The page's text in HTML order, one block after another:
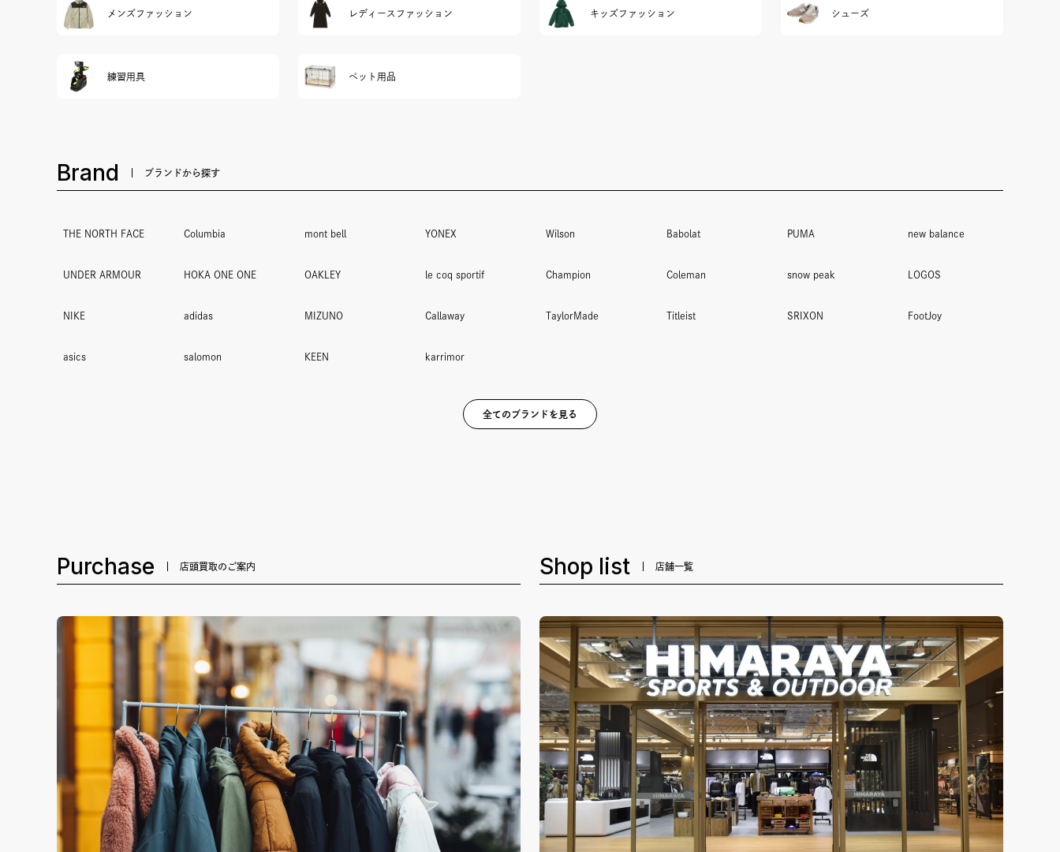
メンズファッション レディースファッション キッズファッション シューズ
練習用具 ペット用品
Brand ブランドから探す
THE NORTH FACE Columbia mont bell YONEX Wilson Babolat PUMA new balance
UNDER ARMOUR HOKA ONE ONE OAKLEY le coq sportif Champion Coleman snow peak LOGOS
NIKE adidas MIZUNO Callaway TaylorMade Titleist SRIXON FootJoy
asics salomon KEEN karrimor
全てのブランドを見る
Purchase 店頭買取のご案内 Shop list 店舗一覧